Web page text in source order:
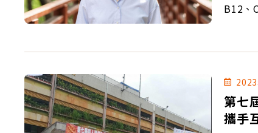
B12、
第七
攜手